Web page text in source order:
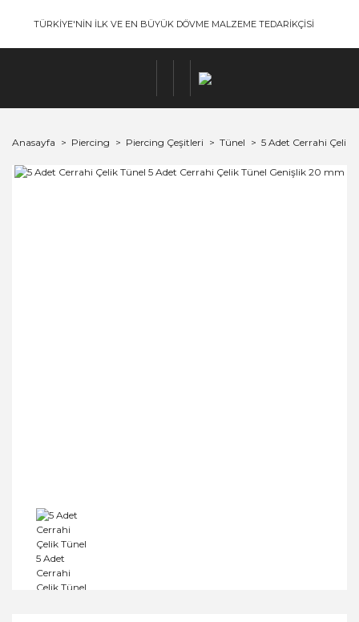
TÜRKİYE'NİN İLK VE EN BÜYÜK DÖVME MALZEME TEDARİKÇİSİ
Anasayfa Piercing Piercing Çeşitleri Tünel 5 Adet Cerrahi Çelik